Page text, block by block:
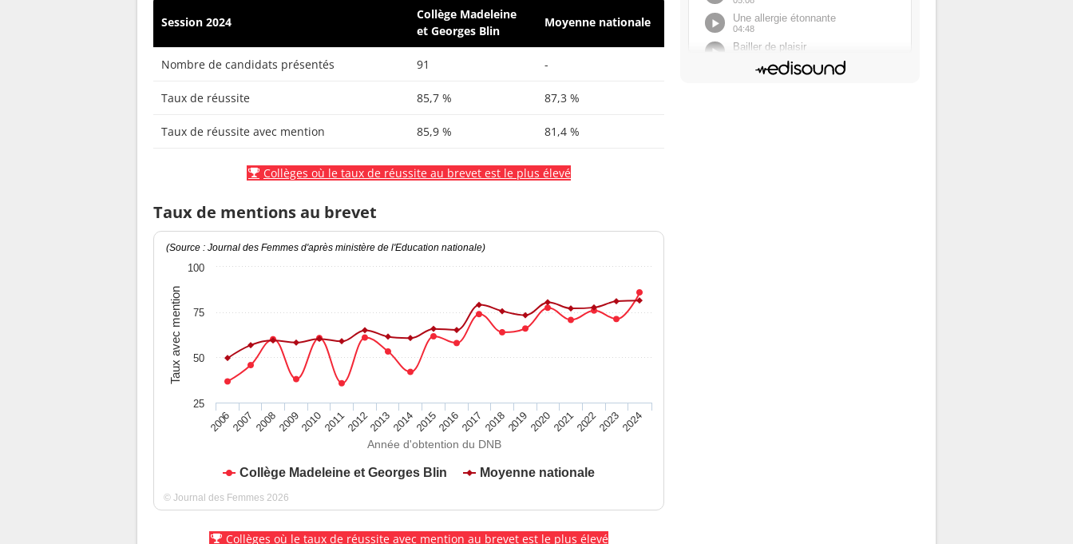
Session 2024
Collège Madeleine
et Georges Blin
Moyenne nationale
Nombre de candidats présentés 91 -
Taux de réussite 85,7 % 87,3 %
Taux de réussite avec mention 85,9 % 81,4 %
Collèges où le taux de réussite au brevet est le plus élevé
Taux de mentions au brevet
Année d'obtention du DNB
Taux avec mention
(Source : Journal des Femmes d'après ministère de l'Education nationale)
Collège Madeleine et Georges Blin Moyenne nationale
2006200720082009201020112012201320142015201620172018201920202021202220232024
25
50
75
100
© Journal des Femmes 2026
Collèges où le taux de réussite avec mention au brevet est le plus élevé